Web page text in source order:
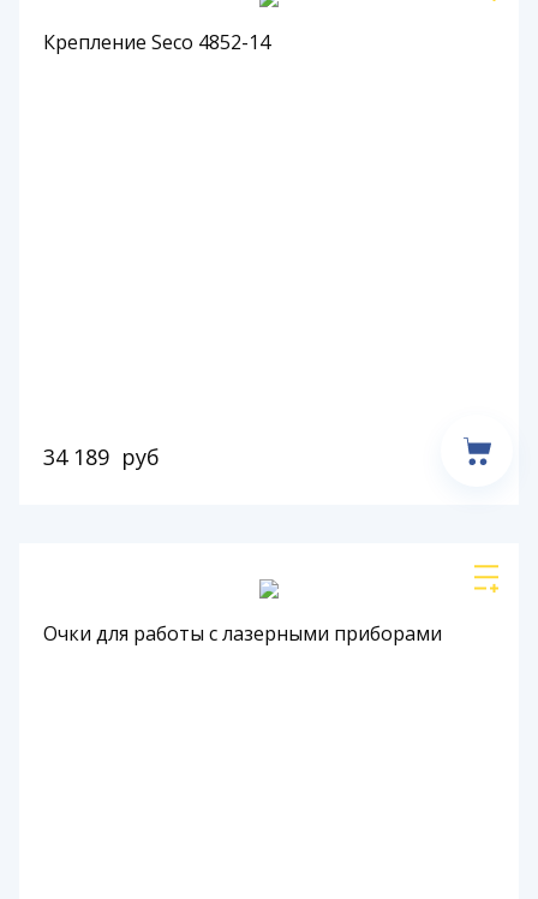
Крепление Seco 4852-14
34 189 руб
Очки для работы с лазерными приборами